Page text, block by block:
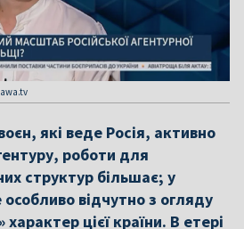
які веде Росія, активно
роботи для
структур більшає; у
відчутно з огляду
характер цієї країни. В етері